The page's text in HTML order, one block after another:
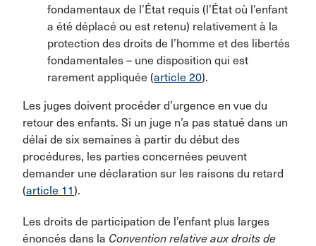
fondamentaux de l’État requis (l’État où l’enfant
a été déplacé ou est retenu) relativement à la
protection des droits de l’homme et des libertés
fondamentales – une disposition qui est
rarement appliquée (article 20).
Les juges doivent procéder d’urgence en vue du
retour des enfants. Si un juge n’a pas statué dans un
délai de six semaines à partir du début des
procédures, les parties concernées peuvent
demander une déclaration sur les raisons du retard
(article 11).
Les droits de participation de l’enfant plus larges
énoncés dans la Convention relative aux droits de